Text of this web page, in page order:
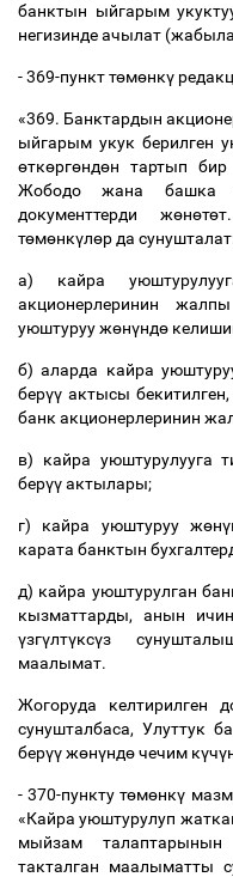
банктын ыйгарым
негизинде ачылат
- 369-пункт төмөнкү
«369. Банктардын
ыйгарым укук берилген
өткөргөндөн тартып бир
Жободо жана башка
документтерди жөнөтө
төмөнкүлөр да
а) кайра
акционерлеринин
уюштуруу жөнүндө
б) аларда кайра
берүү актысы
банк акционерлеринин
в) кайра уюштурулууга
берүүактылары;
г) кайра уюштуруу жөнү
карата банктын
д) кайра уюштурулган
кызматтарды, анын
үзгүлтүксүз
маалымат.
Жогоруда келтирилген
сунушталбаса, Улуттук
берүүжөнүндөчечим күчү
- 370-пункту төмөнкү
«Кайра уюштурулуп
мыйзам
такталган маалыматты